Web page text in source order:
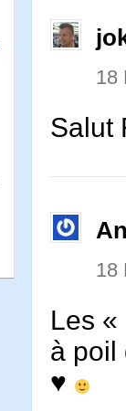
18
Salut
18
Les
à
♥